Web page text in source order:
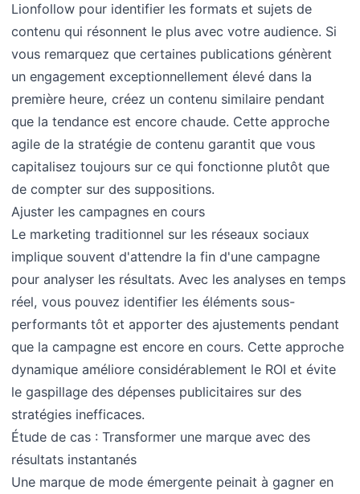
Lionfollow pour identifier les formats et sujets de
contenu qui résonnent le plus avec votre audience. Si
vous remarquez que certaines publications génèrent
un engagement exceptionnellement élevé dans la
première heure, créez un contenu similaire pendant
que la tendance est encore chaude. Cette approche
agile de la stratégie de contenu garantit que vous
capitalisez toujours sur ce qui fonctionne plutôt que
de compter sur des suppositions.
Ajuster les campagnes en cours
Le marketing traditionnel sur les réseaux sociaux
implique souvent d'attendre la fin d'une campagne
pour analyser les résultats. Avec les analyses en temps
réel, vous pouvez identifier les éléments sous-
performants tôt et apporter des ajustements pendant
que la campagne est encore en cours. Cette approche
dynamique améliore considérablement le ROI et évite
le gaspillage des dépenses publicitaires sur des
stratégies inefficaces.
Étude de cas : Transformer une marque avec des
résultats instantanés
Une marque de mode émergente peinait à gagner en